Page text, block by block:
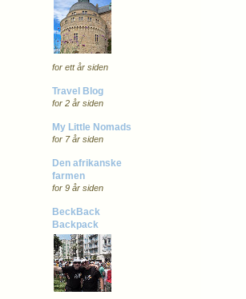
for ett år siden
Travel Blog
for 2 år siden
My Little Nomads
for 7 år siden
Den afrikanske
farmen
for 9 år siden
BeckBack
Backpack